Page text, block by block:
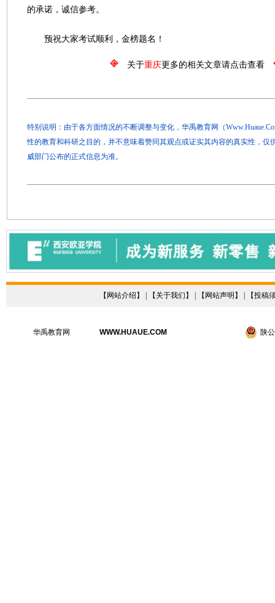
的承诺，诚信参考。
预祝大家考试顺利，金榜题名！
关于重庆更多的相关文章请点击查看
特别说明：由于各方面情况的不断调整与变化，华禹教育网（
性的教育和科研之目的，并不意味着赞同其观点或证实其内容的真实性，仅
威部门公布的正式信息为准。
【 网站介绍 】 | 【 关于我们 】 | 【 网站声明 】 | 【投稿
华禹教育网 WWW.HUAUE.COM 陕